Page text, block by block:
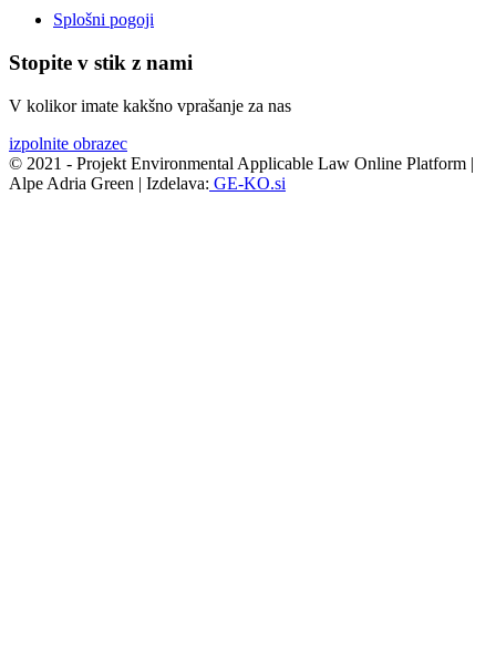
Splošni pogoji
Stopite v stik z nami
V kolikor imate kakšno vprašanje za nas
izpolnite obrazec
© 2021 - Projekt Environmental Applicable Law Online Platform |
Alpe Adria Green | Izdelava: GE-KO.si